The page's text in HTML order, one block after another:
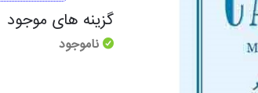
گزینه های موجود
ناموجود